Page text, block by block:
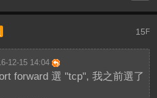
15F
12-15 14:04
forward 選 "tcp", 我之前選了